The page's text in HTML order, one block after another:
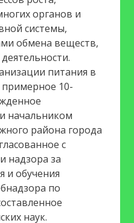
на
данных
органов и
системы,
обмена веществ,
питания в
примерное 10-
начальником
района города
с
надзора за
и обучения
по
наук.